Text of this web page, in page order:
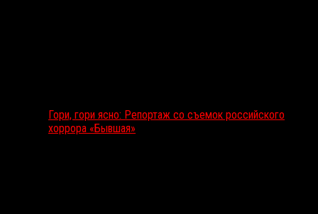
Гори, гори ясно: Репортаж со съемок российского
хоррора «Бывшая»